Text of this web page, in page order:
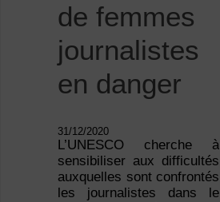
de femmes
journalistes
en danger
31/12/2020
L’UNESCO cherche à
sensibiliser aux difficultés
auxquelles sont confrontés
les journalistes dans le